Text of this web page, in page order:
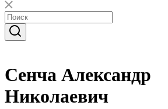
Сенча Александр
Николаевич